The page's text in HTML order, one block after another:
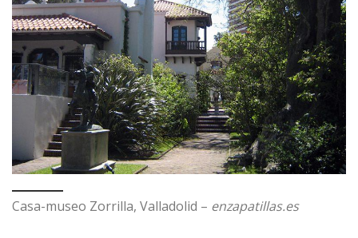
Casa-museo Zorrilla, Valladolid – enzapatillas.es